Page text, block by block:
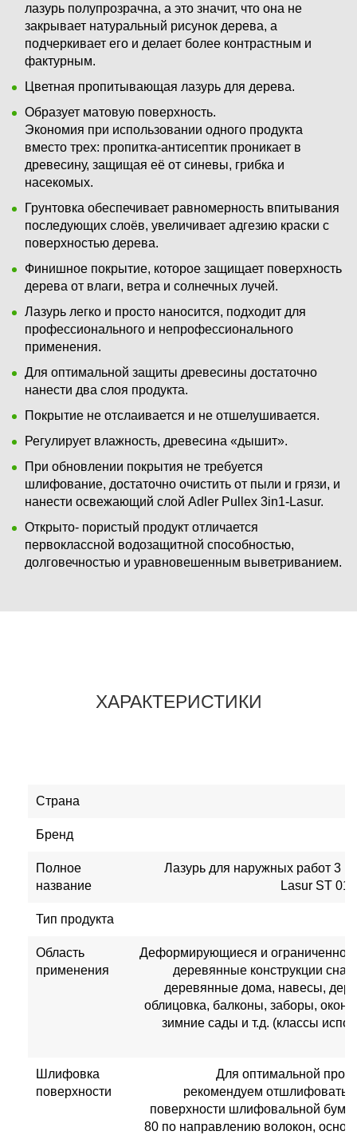
лазурь полупрозрачна, а это значит, что она не
закрывает натуральный рисунок дерева, а
подчеркивает его и делает более контрастным и
фактурным.
Цветная пропитывающая лазурь для дерева.
Образует матовую поверхность.
Экономия при использовании одного продукта
вместо трех: пропитка-антисептик проникает в
древесину, защищая её от синевы, грибка и
насекомых.
Грунтовка обеспечивает равномерность впитывания
последующих слоёв, увеличивает адгезию краски с
поверхностью дерева.
Финишное покрытие, которое защищает поверхность
дерева от влаги, ветра и солнечных лучей.
Лазурь легко и просто наносится, подходит для
профессионального и непрофессионального
применения.
Для оптимальной защиты древесины достаточно
нанести два слоя продукта.
Покрытие не отслаивается и не отшелушивается.
Регулирует влажность, древесина «дышит».
При обновлении покрытия не требуется
шлифование, достаточно очистить от пыли и грязи, и
нанести освежающий слой Adler Pullex 3in1-Lasur.
Открыто- пористый продукт отличается
первоклассной водозащитной способностью,
долговечностью и уравновешенным выветриванием.
ХАРАКТЕРИСТИКИ
Страна
Бренд
Полное
название
Лазурь для наружных работ 3 в
Lasur ST
Тип продукта
Область
применения
Деформирующиеся и ограниченно
деревянные конструкции
деревянные дома, навесы,
облицовка, балконы, заборы,
зимние сады и т.д. (классы
Шлифовка
поверхности
Для оптимальной
рекомендуем отшлифовать
поверхности шлифовальной
80 по направлению волокон,